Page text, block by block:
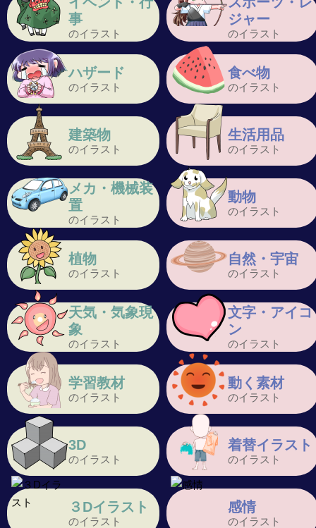
事
のイラスト
ジャー
のイラスト
ハザード
のイラスト
食べ物
のイラスト
建築物
のイラスト
生活用品
のイラスト
メカ・機械装
置
のイラスト
動物
のイラスト
植物
のイラスト
自然・宇宙
のイラスト
天気・気象現
象
のイラスト
文字・アイコ
ン
のイラスト
学習教材
のイラスト
動く素材
のイラスト
3D
のイラスト
着替イラスト
のイラスト
３Dイラスト
のイラスト
感情
のイラスト